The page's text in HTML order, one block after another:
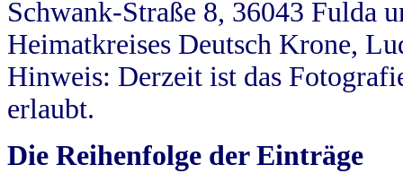
Schwank-Straße 8, 36043 Fulda
Heimatkreises Deutsch Krone,
Hinweis: Derzeit ist das
erlaubt.
Die Reihenfolge der Einträge